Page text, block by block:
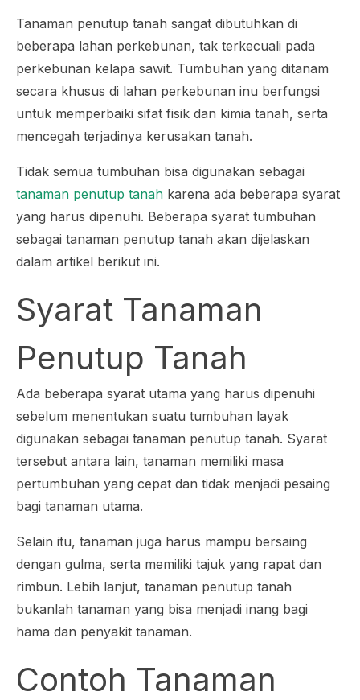
Tanaman penutup tanah sangat dibutuhkan di
beberapa lahan perkebunan, tak terkecuali pada
perkebunan kelapa sawit. Tumbuhan yang ditanam
secara khusus di lahan perkebunan inu berfungsi
untuk memperbaiki sifat fisik dan kimia tanah, serta
mencegah terjadinya kerusakan tanah.
Tidak semua tumbuhan bisa digunakan sebagai
tanaman penutup tanah karena ada beberapa syarat
yang harus dipenuhi. Beberapa syarat tumbuhan
sebagai tanaman penutup tanah akan dijelaskan
dalam artikel berikut ini.
Syarat Tanaman
Penutup Tanah
Ada beberapa syarat utama yang harus dipenuhi
sebelum menentukan suatu tumbuhan layak
digunakan sebagai tanaman penutup tanah. Syarat
tersebut antara lain, tanaman memiliki masa
pertumbuhan yang cepat dan tidak menjadi pesaing
bagi tanaman utama.
Selain itu, tanaman juga harus mampu bersaing
dengan gulma, serta memiliki tajuk yang rapat dan
rimbun. Lebih lanjut, tanaman penutup tanah
bukanlah tanaman yang bisa menjadi inang bagi
hama dan penyakit tanaman.
Contoh Tanaman